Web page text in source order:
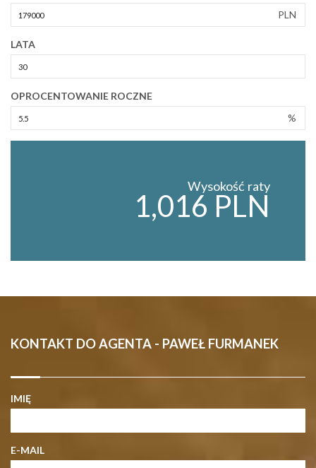
PLN
LATA
OPROCENTOWANIE ROCZNE
%
Wysokość raty
1,016 PLN
KONTAKT DO AGENTA - PAWEŁ FURMANEK
IMIĘ
E-MAIL